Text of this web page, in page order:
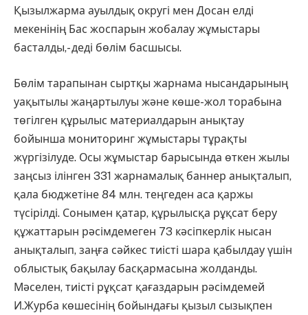
Қызылжарма ауылдық округі мен Досан елді
мекенінің Бас жоспарын жобалау жұмыстары
басталды,- деді бөлім басшысы.
Бөлім тарапынан сыртқы жарнама нысандарының
уақытылы жаңартылуы және көше-жол торабына
төгілген құрылыс материалдарын анықтау
бойынша мониторинг жұмыстары тұрақты
жүргізілуде. Осы жұмыстар барысында өткен жылы
заңсыз ілінген 331 жарнамалық баннер анықталып,
қала бюджетіне 84 млн. теңгеден аса қаржы
түсірілді. Сонымен қатар, құрылысқа рұқсат беру
құжаттарын рәсімдемеген 73 кәсіпкерлік нысан
анықталып, заңға сәйкес тиісті шара қабылдау үшін
облыстық бақылау басқармасына жолданды.
Мәселен, тиісті рұқсат қағаздарын рәсімдемей
И.Журба көшесінің бойындағы қызыл сызықпен